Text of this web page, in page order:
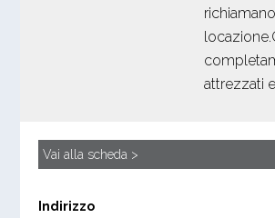
attrezzati
Vai alla scheda >
Indirizzo